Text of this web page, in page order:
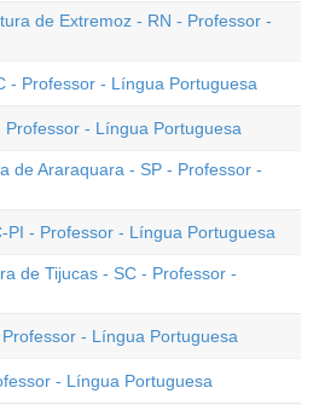
de Extremoz - RN - Professor -
- Professor - Língua Portuguesa
- Língua Portuguesa
de Araraquara - SP - Professor -
PI - Professor - Língua Portuguesa
de Tijucas - SC - Professor -
- Língua Portuguesa
- Língua Portuguesa